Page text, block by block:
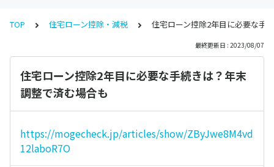
TOP 住宅ローン控除・減税 住宅ローン控除2年目に必要な手
最終更新日 : 2023/08/07
住宅ローン控除2年目に必要な手続きは？年末
調整で済む場合も
https://mogecheck.jp/articles/show/ZByJwe8M4vd
12laboR7O